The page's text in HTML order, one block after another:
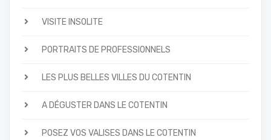
VISITE INSOLITE
PORTRAITS DE PROFESSIONNELS
LES PLUS BELLES VILLES DU COTENTIN
A DÉGUSTER DANS LE COTENTIN
POSEZ VOS VALISES DANS LE COTENTIN